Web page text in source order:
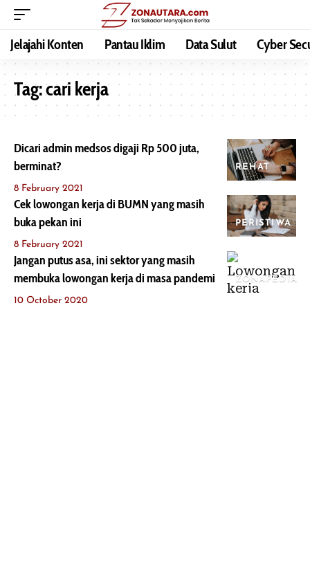
Jelajahi Konten Pantau Iklim Data Sulut Cyber
Tag:cari kerja
REHAT
Dicari admin medsos digaji Rp 500 juta,
berminat?
8 February 2021
PERISTIWA
Cek lowongan kerja di BUMN yang masih
buka pekan ini
8 February 2021
ZONAPEDIA
Jangan putus asa, ini sektor yang masih
membuka lowongan kerja di masa pandemi
10 October 2020